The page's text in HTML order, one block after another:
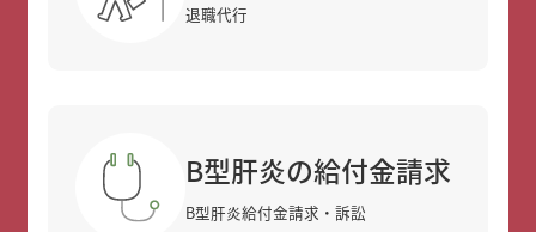
退職代行
B型肝炎の給付金請求
B型肝炎給付金請求・訴訟